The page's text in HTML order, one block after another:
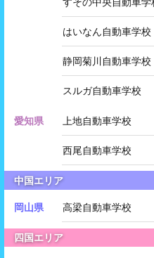
はいなん自動車学校
静岡菊川自動車学校
スルガ自動車学校
愛知県 上地自動車学校
西尾自動車学校
中国エリア
岡山県 高梁自動車学校
四国エリア